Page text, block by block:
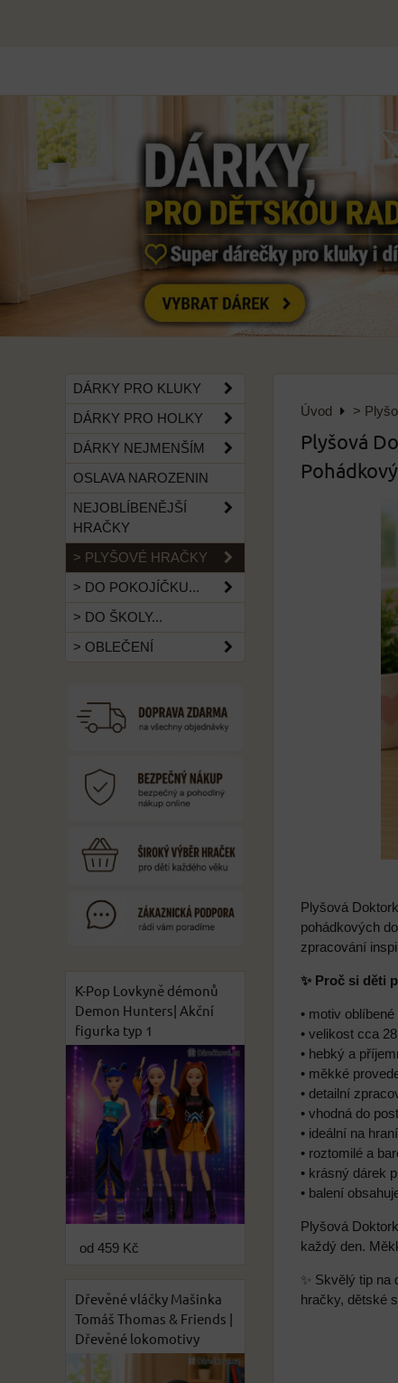
Úvod >
Plyšová
Plyšová
pohádkových
zpracování
✨ Proč si děti
• motiv
• velikost cca
• hebký a
• měkké
• detailní
• vhodná do
• ideální na
• roztomilé a
• krásný dárek
• balení
Plyšová
každý den.
✨ Skvělý tip
hračky, dětské
DÁRKY PRO KLUKY
DÁRKY PRO HOLKY
DÁRKY NEJMENŠÍM
OSLAVA NAROZENIN
NEJOBLÍBENĚJŠÍ
HRAČKY
> PLYŠOVÉ HRAČKY
> DO POKOJÍČKU...
> DO ŠKOLY...
> OBLEČENÍ
K-Pop Lovkyně démonů
Demon Hunters| Akční
figurka typ 1
od 459 Kč
Dřevěné vláčky Mašinka
Tomáš Thomas & Friends |
Dřevěné lokomotivy